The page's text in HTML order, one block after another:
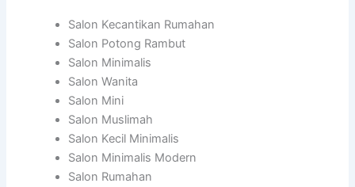
Salon Kecantikan Rumahan
Salon Potong Rambut
Salon Minimalis
Salon Wanita
Salon Mini
Salon Muslimah
Salon Kecil Minimalis
Salon Minimalis Modern
Salon Rumahan